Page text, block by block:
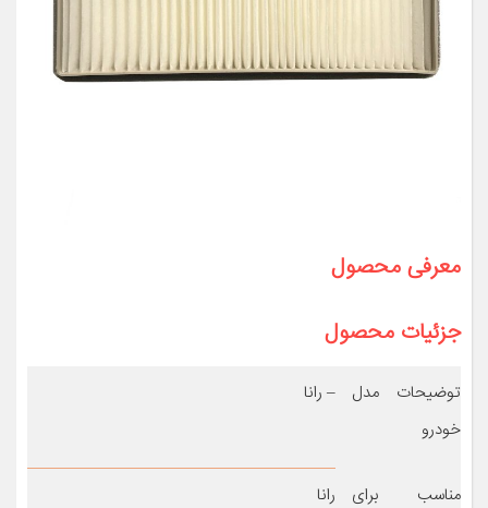
معرفی محصول
جزئیات محصول
توضیحات مدل
خودرو
– رانا
مناسب برای
رانا